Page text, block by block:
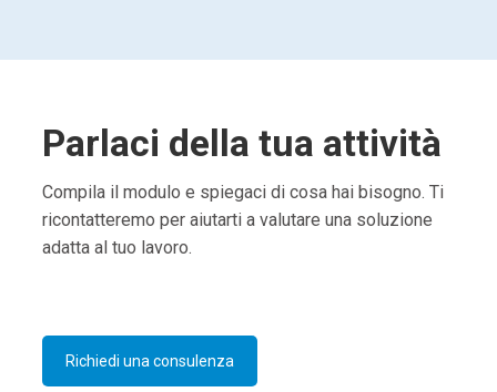
Parlaci della tua attività
Compila il modulo e spiegaci di cosa hai bisogno. Ti
ricontatteremo per aiutarti a valutare una soluzione
adatta al tuo lavoro.
Richiedi una consulenza